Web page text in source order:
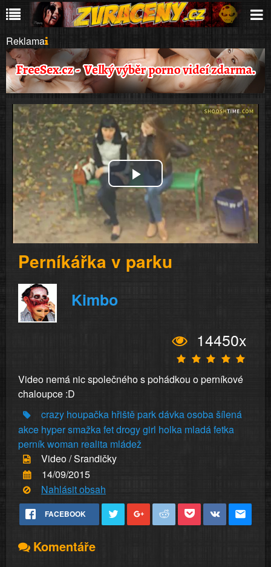
Reklama
Play
Video
Perníkářka v parku
Kimbo
14450x
Video nemá nic společného s pohádkou o perníkové
chaloupce :D
crazy houpačka hřištěparkdávkaosobašílená
akce hypersmažkafetdrogygirl holka mladáfetka
perníkwoman realita mládež
Video / Srandičky
14/09/2015
Nahlásit obsah
FACEBOOK
Komentáře